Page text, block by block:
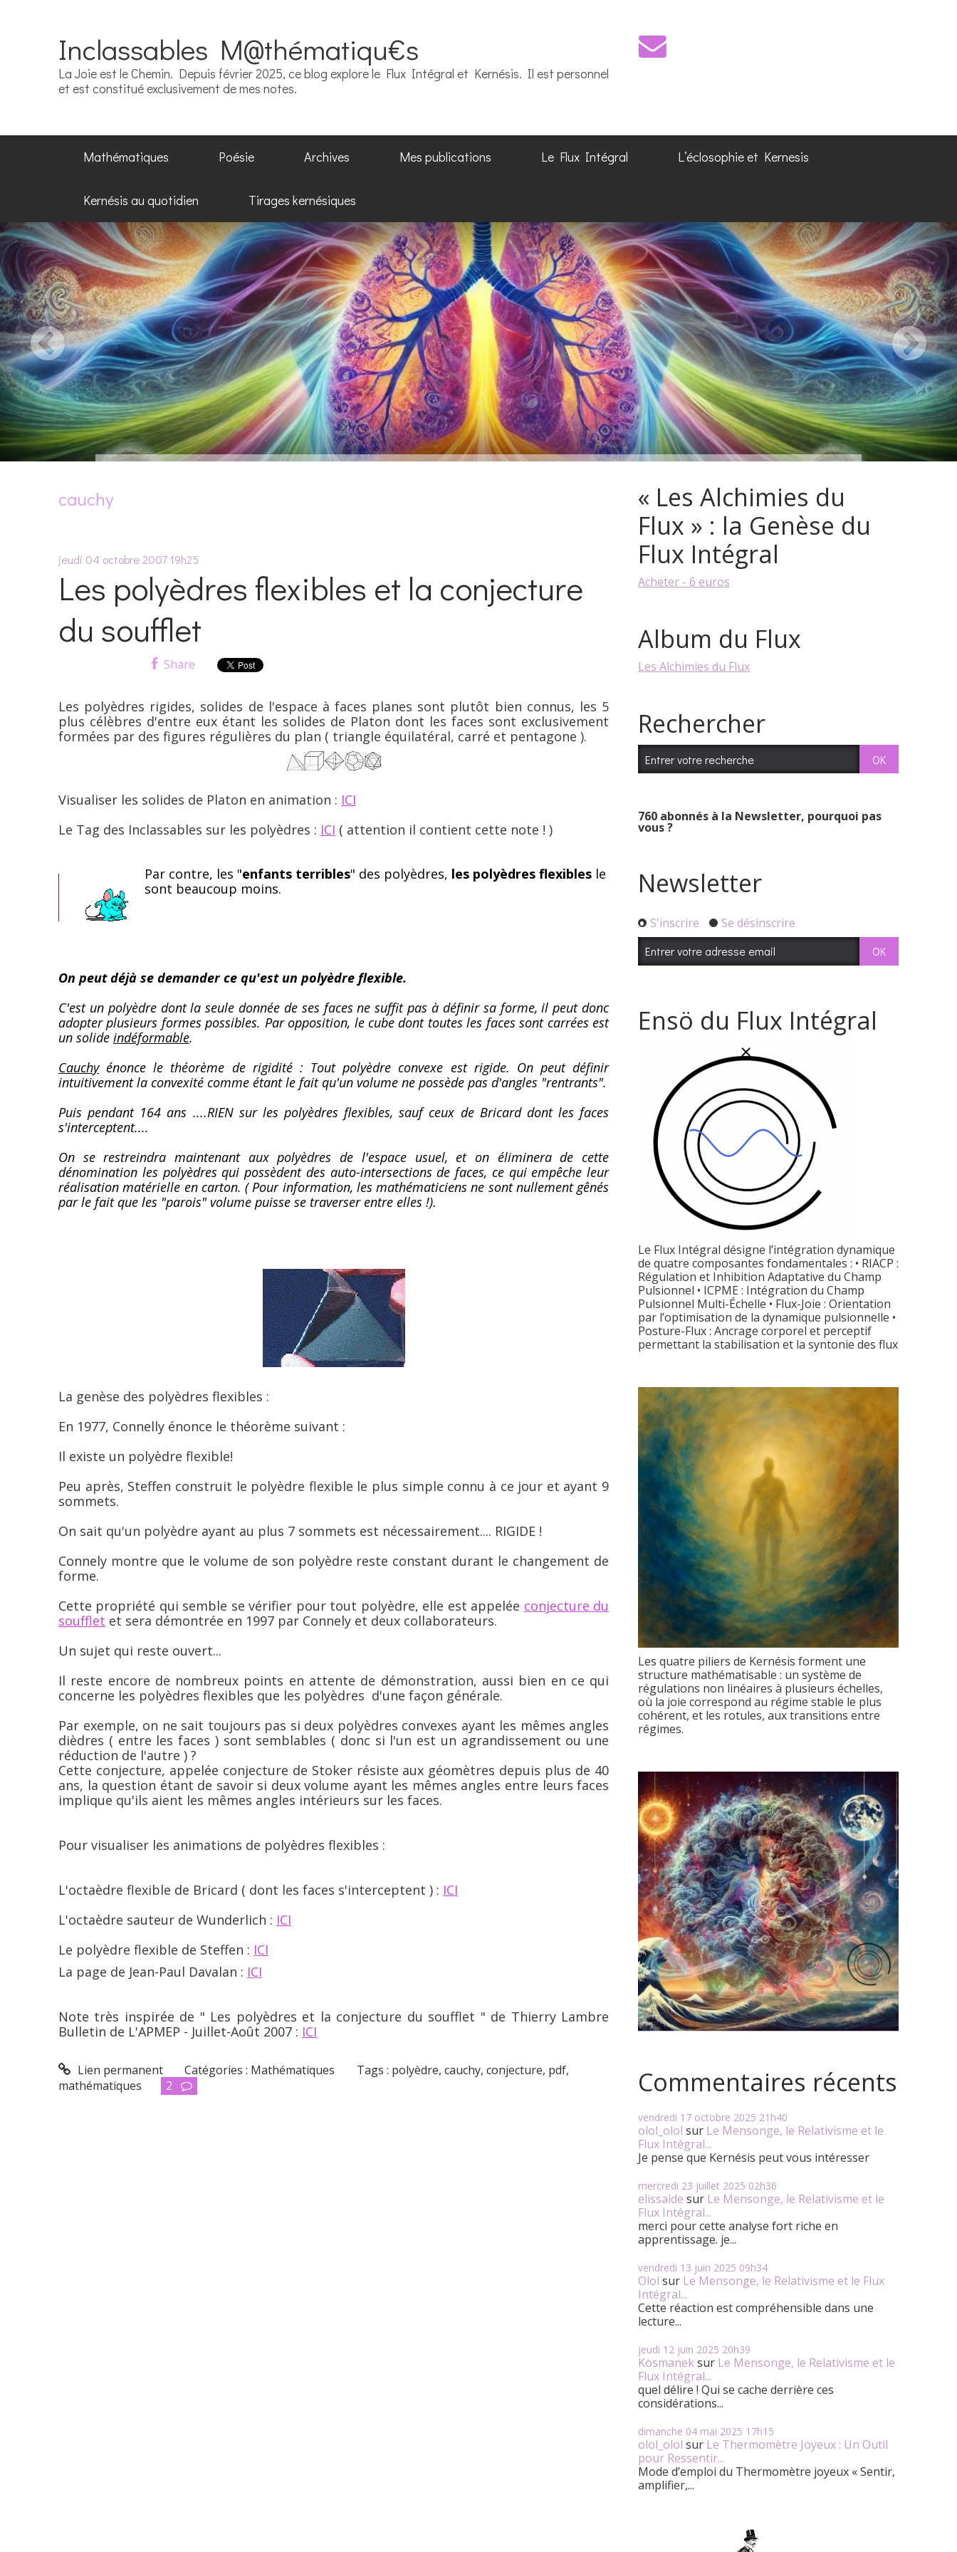
Inclassables M@thématiqu€s
La Joie est le Chemin. Depuis février 2025, ce blog explore le Flux Intégral et Kernésis. Il est personnel
et est constitué exclusivement de mes notes.
Mathématiques Poésie Archives Mes publications Le Flux Intégral L’éclosophie et Kernesis
Kernésis au quotidien Tirages kernésiques
cauchy
jeudi 04 octobre 2007 19h25
Les polyèdres flexibles et la conjecture
du soufflet
Share
Les polyèdres rigides, solides de l'espace à faces planes sont plutôt bien connus, les 5
plus célèbres d'entre eux étant les solides de Platon dont les faces sont exclusivement
formées par des figures régulières du plan ( triangle équilatéral, carré et pentagone ).
Visualiser les solides de Platon en animation : ICI
Le Tag des Inclassables sur les polyèdres : ICI ( attention il contient cette note ! )
Par contre, les "enfants terribles" des polyèdres, les polyèdres flexibles le
sont beaucoup moins.
On peut déjà se demander ce qu'est un polyèdre flexible.
C'est un polyèdre dont la seule donnée de ses faces ne suffit pas à définir sa forme, il peut donc
adopter plusieurs formes possibles. Par opposition, le cube dont toutes les faces sont carrées est
un solide indéformable.
Cauchy énonce le théorème de rigidité : Tout polyèdre convexe est rigide. On peut définir
intuitivement la convexité comme étant le fait qu'un volume ne possède pas d'angles "rentrants".
Puis pendant 164 ans ....RIEN sur les polyèdres flexibles, sauf ceux de Bricard dont les faces
s'interceptent....
On se restreindra maintenant aux polyèdres de l'espace usuel, et on éliminera de cette
dénomination les polyèdres qui possèdent des auto-intersections de faces, ce qui empêche leur
réalisation matérielle en carton. ( Pour information, les mathématiciens ne sont nullement gênés
par le fait que les "parois" volume puisse se traverser entre elles !).
La genèse des polyèdres flexibles :
En 1977, Connelly énonce le théorème suivant :
Il existe un polyèdre flexible!
Peu après, Steffen construit le polyèdre flexible le plus simple connu à ce jour et ayant 9
sommets.
On sait qu'un polyèdre ayant au plus 7 sommets est nécessairement.... RIGIDE !
Connely montre que le volume de son polyèdre reste constant durant le changement de
forme.
Cette propriété qui semble se vérifier pour tout polyèdre, elle est appelée conjecture du
soufflet et sera démontrée en 1997 par Connely et deux collaborateurs.
Un sujet qui reste ouvert...
Il reste encore de nombreux points en attente de démonstration, aussi bien en ce qui
concerne les polyèdres flexibles que les polyèdres d'une façon générale.
Par exemple, on ne sait toujours pas si deux polyèdres convexes ayant les mêmes angles
dièdres ( entre les faces ) sont semblables ( donc si l'un est un agrandissement ou une
réduction de l'autre ) ?
Cette conjecture, appelée conjecture de Stoker résiste aux géomètres depuis plus de 40
ans, la question étant de savoir si deux volume ayant les mêmes angles entre leurs faces
implique qu'ils aient les mêmes angles intérieurs sur les faces.
Pour visualiser les animations de polyèdres flexibles :
L'octaèdre flexible de Bricard ( dont les faces s'interceptent ) : ICI
L'octaèdre sauteur de Wunderlich : ICI
Le polyèdre flexible de Steffen : ICI
La page de Jean-Paul Davalan : ICI
Note très inspirée de " Les polyèdres et la conjecture du soufflet " de Thierry Lambre
Bulletin de L'APMEP - Juillet-Août 2007 : ICI
Lien permanent Catégories : Mathématiques Tags : polyèdre,cauchy,conjecture, pdf,
mathématiques
2
« Les Alchimies du
Flux » : la Genèse du
Flux Intégral
Acheter - 6 euros
Album du Flux
Les Alchimies du Flux
Rechercher
760abonnés à la Newsletter, pourquoi pas
vous ?
Newsletter
S'inscrire Se désinscrire
Ensö du Flux Intégral
Le Flux Intégral désigne l’intégration dynamique
de quatre composantes fondamentales : • RIACP :
Régulation et Inhibition Adaptative du Champ
Pulsionnel • ICPME : Intégration du Champ
Pulsionnel Multi-Échelle • Flux-Joie : Orientation
par l’optimisation de la dynamique pulsionnelle •
Posture-Flux : Ancrage corporel et perceptif
permettant la stabilisation et la syntonie des flux
Les quatre piliers de Kernésis forment une
structure mathématisable : un système de
régulations non linéaires à plusieurs échelles,
où la joie correspond au régime stable le plus
cohérent, et les rotules, aux transitions entre
régimes.
Commentaires récents
vendredi 17 octobre 2025 21h40
olol_olol sur Le Mensonge, le Relativisme et le
Flux Intégral...
Je pense que Kernésis peut vous intéresser
mercredi 23 juillet 2025 02h36
elissalde sur Le Mensonge, le Relativisme et le
Flux Intégral...
merci pour cette analyse fort riche en
apprentissage. je...
vendredi 13 juin 2025 09h34
Olol sur Le Mensonge, le Relativisme et le Flux
Intégral...
Cette réaction est compréhensible dans une
lecture...
jeudi 12 juin 2025 20h39
Kosmaneksur Le Mensonge, le Relativisme et le
Flux Intégral...
quel délire ! Qui se cache derrière ces
considérations...
dimanche 04 mai 2025 17h15
olol_olol sur Le Thermomètre Joyeux : Un Outil
pour Ressentir...
Mode d’emploi du Thermomètre joyeux « Sentir,
amplifier,...